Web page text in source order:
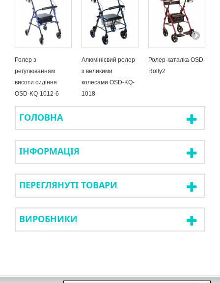
Ролер з
регулюванням
висоти сидіння
OSD-KQ-1012-6
Алюмінієвий ролер
з великими
колесами OSD-KQ-
1018
Ролер-каталка OSD-
Rolly2
ГОЛОВНА
ІНФОРМАЦІЯ
ПЕРЕГЛЯНУТІ ТОВАРИ
ВИРОБНИКИ